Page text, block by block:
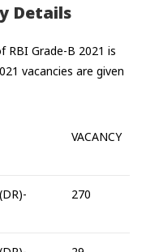
Details
RBI Grade-B 2021 is
vacancies are given
VACANCY
270